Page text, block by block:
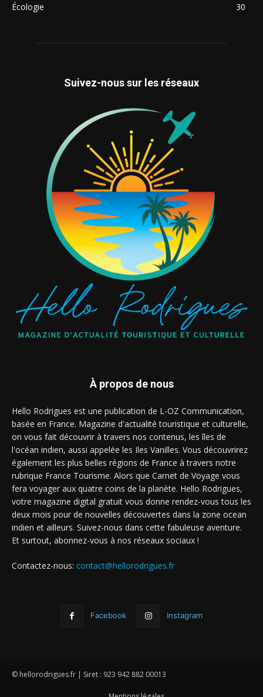
Écologie
30
Suivez-nous sur les réseaux
À propos de nous
Hello Rodrigues est une publication de L-OZ Communication,
basée en France. Magazine d'actualité touristique et culturelle,
on vous fait découvrir à travers nos contenus, les îles de
l'océan indien, aussi appelée les Iles Vanilles. Vous découvrirez
également les plus belles régions de France à travers notre
rubrique France Tourisme. Alors que Carnet de Voyage vous
fera voyager aux quatre coins de la planète. Hello Rodrigues,
votre magazine digital gratuit vous donne rendez-vous tous les
deux mois pour de nouvelles découvertes dans la zone ocean
indien et ailleurs. Suivez-nous dans cette fabuleuse aventure.
Et surtout, abonnez-vous à nos réseaux sociaux !
Contactez-nous: contact@hellorodrigues.fr
Facebook Instagram
© hellorodrigues.fr | Siret : 923 942 882 00013